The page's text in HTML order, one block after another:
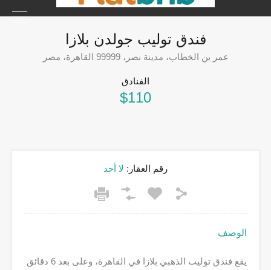
فندق توليب جولدن بلازا
عمر بن الخطاب، مدينة نصر، 99999 القاهرة، مصر
الفنادق
$110
رقم العقار: لا أحد
الوصف
يقع فندق توليب الذهبي بلازا في القاهرة، وعلى بعد 6 دقائق